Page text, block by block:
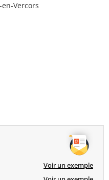
Vercors
Voir un exemple